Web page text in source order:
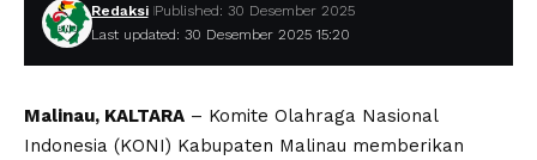
Last updated: 30 Desember 2025 15:20
Redaksi Published: 30 Desember 2025
Malinau, KALTARA – Komite Olahraga Nasional
Indonesia (KONI) Kabupaten Malinau memberikan